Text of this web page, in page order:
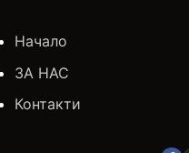
Начало
ЗА НАС
Контакти